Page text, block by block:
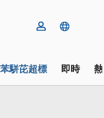
駢芘超標 即時